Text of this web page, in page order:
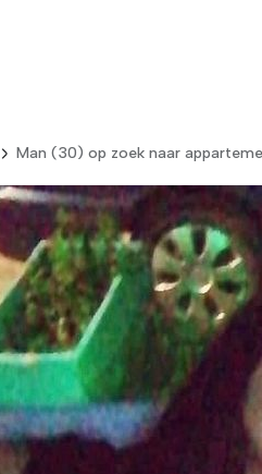
Man (30) op zoek naar